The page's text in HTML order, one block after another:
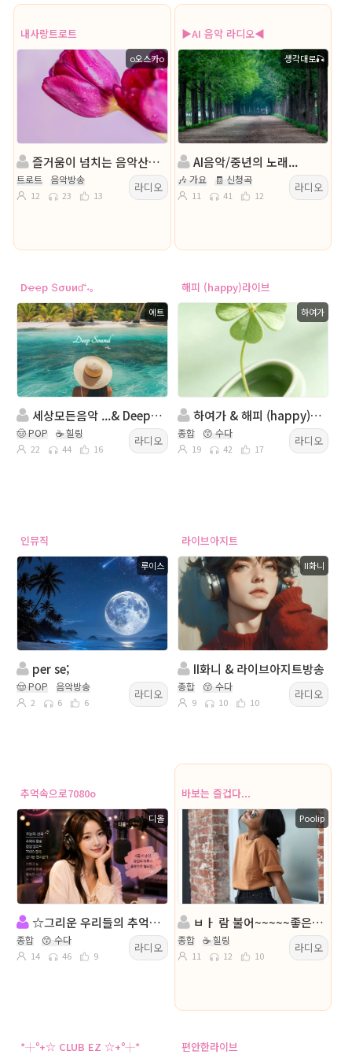
내사랑트로트
o오스카o
즐거움이 넘치는 음악산책 & 내사랑트로트
트로트 음악방송
12 23 13
라디오
▶AI 음악 라디오◀
생각대로🎣
AI음악/중년의 노래...
🎶 가요 🧾 신청곡
11 41 12
라디오
Dҽҽp Տσυиɗ⁺˖。
에트
세상모든음악 ...& Deep Sound
🤠 POP ☕ 힐링
22 44 16
라디오
해피 (happy)라이브
하여가
하여가 & 해피 (happy)라이브 방송
종합 😙 수다
19 42 17
라디오
인뮤직
루이스
per se;
🤠 POP 음악방송
2 6 6
라디오
라이브아지트
II화니
II화니 & 라이브아지트방송
종합 😙 수다
9 10 10
라디오
추억속으로7080o
디올
☆그리운 우리들의 추억이 있는 곳☆ "추억속으로 7080o"
종합 😙 수다
14 46 9
라디오
바보는 즐겁다...
PooIip
ㅂㅏ 람 불어~~~~~좋은 주말~~
종합 ☕ 힐링
11 12 10
라디오
*┼º+☆ CLUB EZ ☆+º┼* 편안한라이브